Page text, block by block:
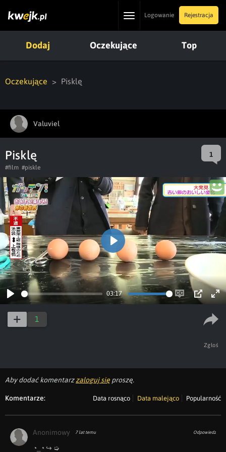
ToggleLogowanie Rejestracja
Dodaj Oczekujące Top
Oczekujące Pisklę
Valuviel
Pisklę 1
#film #piskle
Play
03:17
EnablePIP
Play
1
Zgłoś
Aby dodać komentarzzaloguj się proszę.
Komentarze: Data rosnąco Data malejąco Popularność
Anonimowy 7 lat temu Odpowiedz
◔_◔ ︀↪ ︀➭